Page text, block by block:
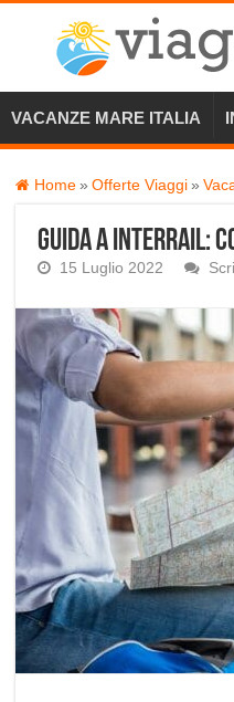
VACANZE MARE ITALIA
Home » Offerte Viaggi »
Guida a Interrail:
15 Luglio 2022